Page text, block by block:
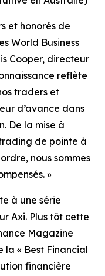
et honorés de
World Business
Cooper, directeur
reflète
traders et
d’avance dans
De la mise à
de pointe à
nous sommes
»
à une série
Axi. Plus tôt cette
Magazine
la « Best Financial
financière